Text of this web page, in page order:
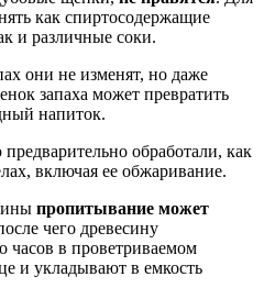
как спиртосодержащие
и различные соки.
они не изменят, но даже
запаха может превратить
напиток.
обработали, как
включая ее обжаривание.
пропитывание может
чего древесину
часов в проветриваемом
и укладывают в емкость